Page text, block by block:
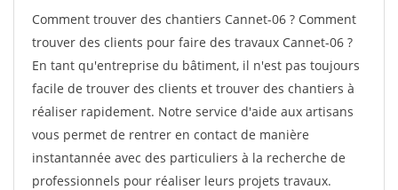
Comment trouver des chantiers Cannet-06 ? Comment
trouver des clients pour faire des travaux Cannet-06 ?
En tant qu'entreprise du bâtiment, il n'est pas toujours
facile de trouver des clients et trouver des chantiers à
réaliser rapidement. Notre service d'aide aux artisans
vous permet de rentrer en contact de manière
instantannée avec des particuliers à la recherche de
professionnels pour réaliser leurs projets travaux.